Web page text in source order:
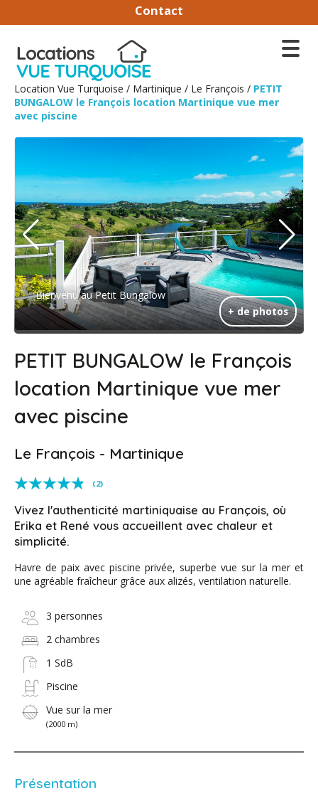
Contact
Location Vue Turquoise / Martinique / Le François / PETIT
BUNGALOW le François location Martinique vue mer
avec piscine
+ de photos
Bienvenu au Petit Bungalow
PETIT BUNGALOW le François
location Martinique vue mer
avec piscine
Le François - Martinique
(2)
Vivez l'authenticité martiniquaise au François, où
Erika et René vous accueillent avec chaleur et
simplicité.
Havre de paix avec piscine privée, superbe vue sur la mer et
une agréable fraîcheur grâce aux alizés, ventilation naturelle.
3 personnes
2 chambres
1 SdB
Piscine
Vue sur la mer
(2000 m)
Présentation